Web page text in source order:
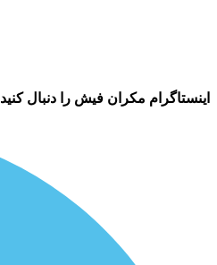
اینستاگرام مکران فیش را دنبال کنید